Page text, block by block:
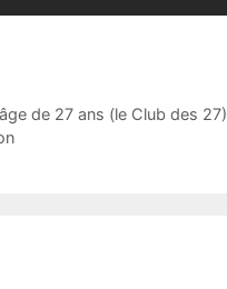
de 27 ans (le Club des 27)